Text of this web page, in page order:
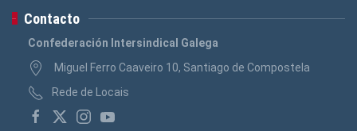
Contacto
Confederación Intersindical Galega
Miguel Ferro Caaveiro 10, Santiago de Compostela
Rede de Locais